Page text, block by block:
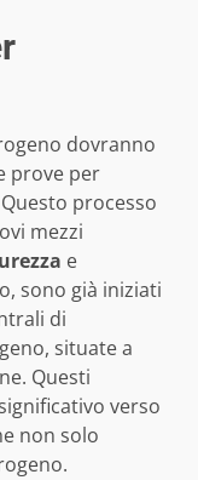
dovranno
prove per
processo
mezzi
e
sono già iniziati
di
situate a
Questi
verso
non solo